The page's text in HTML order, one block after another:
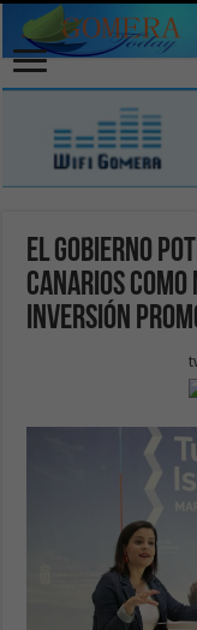
El Gobierno
canarios
inversión